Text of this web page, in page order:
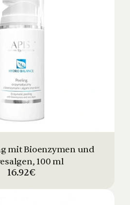
mit Bioenzymen und
100 ml
16.92€